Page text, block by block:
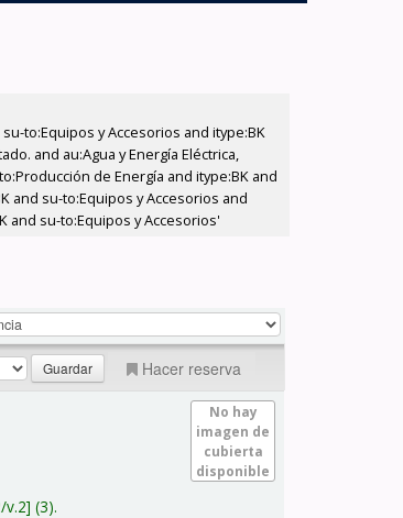
to:Equipos y Accesorios and itype:BK
and au:Agua y Energía Eléctrica,
de Energía and itype:BK and
and su-to:Equipos y Accesorios and
and su-to:Equipos y Accesorios'
Hacer reserva
No hay
imagen de
cubierta
disponible
v.2 (3).